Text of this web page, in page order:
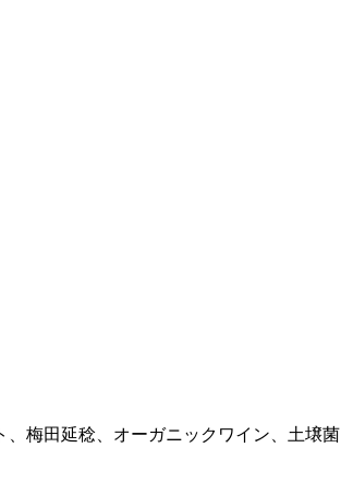
梅田延稔、オーガニックワイン、土壌菌